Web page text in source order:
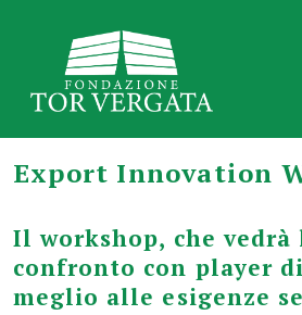
Export Innovation
Il workshop, che vedrà
confronto con player
meglio alle esigenze